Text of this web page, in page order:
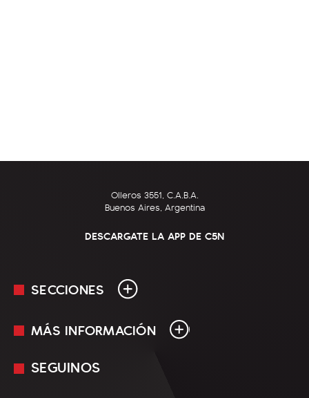
Olleros 3551, C.A.B.A.
Buenos Aires, Argentina
DESCARGATE LA APP DE C5N
SECCIONES
En Vivo
MÁS INFORMACIÓN
Mediakit
SEGUINOS